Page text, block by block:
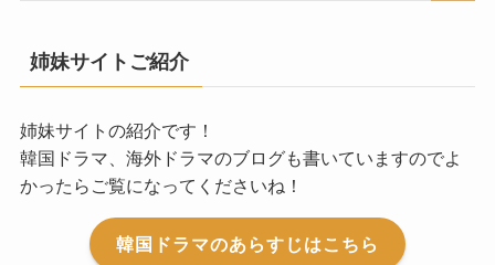
姉妹サイトご紹介
姉妹サイトの紹介です！
韓国ドラマ、海外ドラマのブログも書いていますのでよ
かったらご覧になってくださいね！
韓国ドラマのあらすじはこちら